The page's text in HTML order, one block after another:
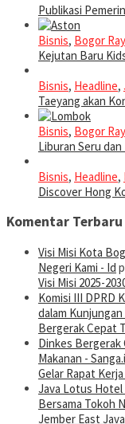
Publikasi
Bisnis, Bogor
Kejutan Baru
Bisnis, Headline,
Taeyang akan
Bisnis, Bogor
Liburan Seru
Bisnis, Headline,
Discover Hong
Komentar Terbaru
Visi Misi Kota
Negeri Kami - Id
Visi Misi 2025-
Komisi III DPRD
dalam
Bergerak Cepat
Dinkes Bergerak
Makanan -
Gelar Rapat
Java Lotus Hotel
Bersama Tokoh
Jember East